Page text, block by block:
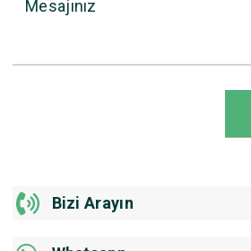
Mesajınız
Bizi Arayın